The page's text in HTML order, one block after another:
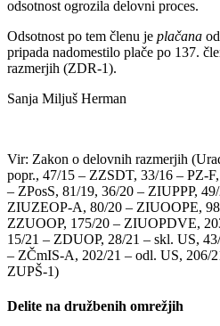
odsotnost ogrozila delovni proces.
Odsotnost po tem členu je plačana
pripada nadomestilo plače po 137.
razmerjih (ZDR-1).
Sanja Miljuš Herman
Vir: Zakon o delovnih razmerjih
popr., 47/15 – ZZSDT, 33/16 – PZ-
– ZPosS, 81/19, 36/20 – ZIUPPP,
ZIUZEOP-A, 80/20 – ZIUOOPE,
ZZUOOP, 175/20 – ZIUOPDVE,
15/21 – ZDUOP, 28/21 – skl. US,
– ZČmIS-A, 202/21 – odl. US, 206/
ZUPŠ-1)
Delite na družbenih omrežjih